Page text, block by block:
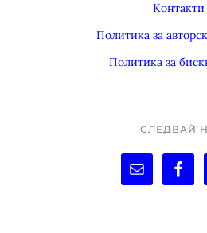
Контакти
Политика за
Политика за
СЛЕДВАЙ